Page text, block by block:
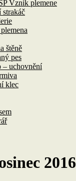
Vznik plemene
strakáč
štěně
pes
– uchovnění
klec
2016